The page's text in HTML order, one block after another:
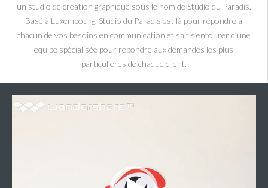
PHOTOS
un studio de création graphique sous le nom de Studio du Paradis.
Basé à Luxembourg, Studio du Paradis est là pour répondre à
chacun de vos besoins en communication et sait s’entourer d’une
équipe spécialisée pour répondre aux demandes les plus
particulières de chaque client.
Lecteur